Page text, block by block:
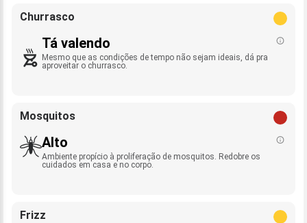
Churrasco
Tá valendo
Mesmo que as condições de tempo não sejam ideais, dá pra
aproveitar o churrasco.
Mosquitos
Alto
Ambiente propício à proliferação de mosquitos. Redobre os
cuidados em casa e no corpo.
Frizz